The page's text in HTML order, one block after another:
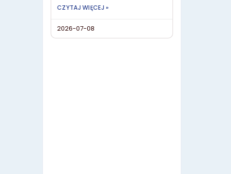
CZYTAJ WIĘCEJ »
2026-07-08